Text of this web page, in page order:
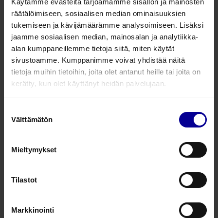
räätälöimiseen, sosiaalisen median ominaisuuksien
tukemiseen ja kävijämäärämme analysoimiseen. Lisäksi
jaamme sosiaalisen median, mainosalan ja analytiikka-
alan kumppaneillemme tietoja siitä, miten käytät
sivustoamme. Kumppanimme voivat yhdistää näitä
tietoja muihin tietoihin, joita olet antanut heille tai joita on
kerätty, kun olet käyttänyt heidän palvelujaan.
valinta
Välttämätön
Mieltymykset
Tilastot
Markkinointi
ilman sisäkanyyliä
Tuotenumero Tuotekuvaus
REDCAP Dekanylaatiokorkki, sopii sisäkanyylin
102082 Dekanylaatiokorkki valkoinen
Kysy lisää tuotteesta